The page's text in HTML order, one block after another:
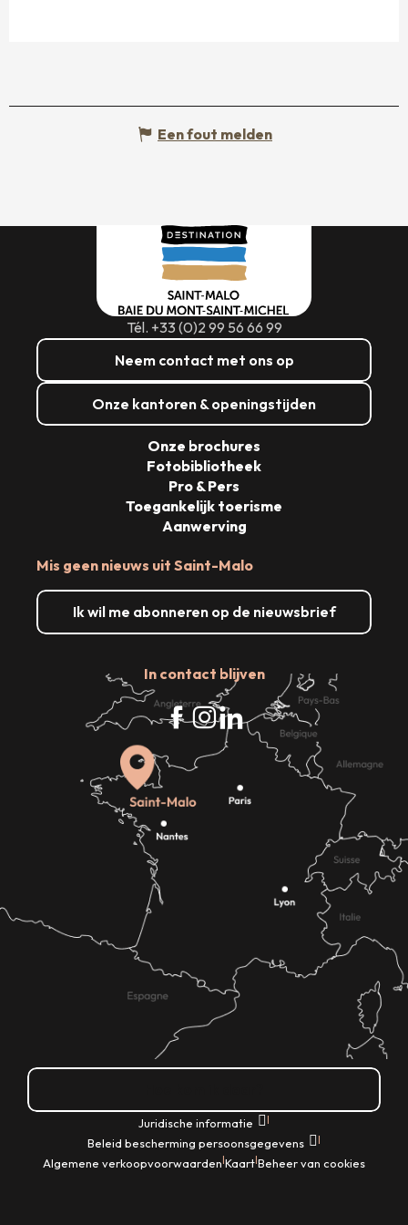
Een fout melden
Tél. +33 (0)2 99 56 66 99
Neem contact met ons op
Onze kantoren & openingstijden
Mis geen nieuws uit Saint-Malo
Ik wil me abonneren op de nieuwsbrief
In contact blijven
Onze brochures
Fotobibliotheek
Pro & Pers
Toegankelijk toerisme
Aanwerving
Juridische informatie |
Beleid bescherming persoonsgegevens |
Algemene verkoopvoorwaarden|Kaart|Beheer van cookies